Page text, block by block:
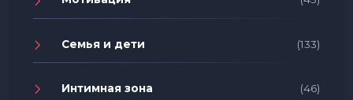
Семья и дети (133)
Интимная зона (46)